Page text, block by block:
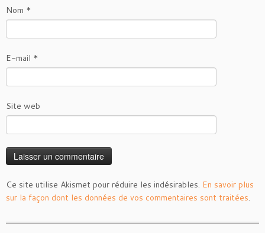
Nom *
E-mail *
Site web
Ce site utilise Akismet pour réduire les indésirables. En savoir plus
sur la façon dont les données de vos commentaires sont traitées.